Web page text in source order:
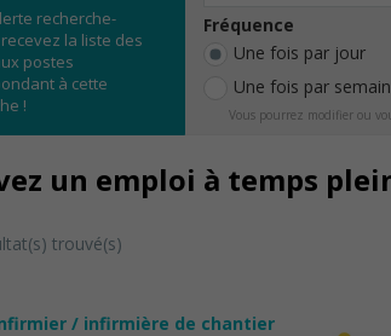
recherche-
la liste des
postes
à cette
!
Fréquence
Une fois par jour
Une fois par
Vous pourrez modifier ou
un emploi à temps
trouvé(s)
/ infirmière de chantier